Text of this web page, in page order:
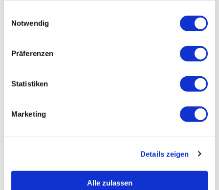
Notwendig
Präferenzen
Statistiken
Marketing
Details zeigen
Alle zulassen